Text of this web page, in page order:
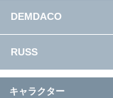
DEMDACO
RUSS
キャラクター